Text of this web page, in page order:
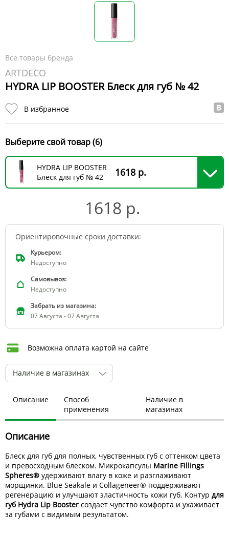
Все товары бренда
ARTDECO
HYDRA LIP BOOSTER Блеск для губ № 42
В избранное
Выберите свой товар (6)
HYDRA LIP BOOSTER
Блеск для губ № 42
1618 р.
1618 р.
Ориентировочные сроки доставки:
Курьером:
Недоступно
Самовывоз:
Недоступно
Забрать из магазина:
07 Августа - 07 Августа
Возможна оплата картой на сайте
Наличие в магазинах
Описание
Способ
применения
Наличие в
магазинах
Описание
Блеск для губ для полных, чувственных губ с оттенком цвета
и превосходным блеском. Микрокапсулы Marine Fillings
Spheres® удерживают влагу в коже и разглаживают
морщинки. Blue Seakale и Collageneer® поддерживают
регенерацию и улучшают эластичность кожи губ. Контур для
губ Hydra Lip Booster создает чувство комфорта и ухаживает
за губами с видимым результатом.